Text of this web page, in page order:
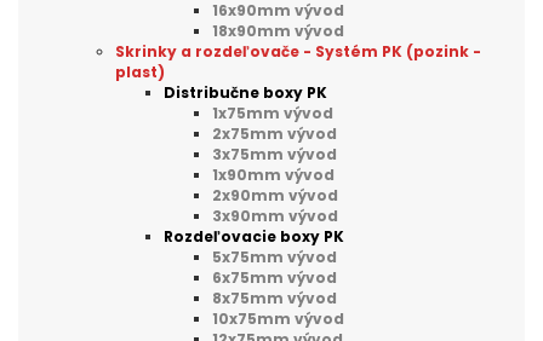
16x90mm vývod
18x90mm vývod
Skrinky a rozdeľovače - Systém PK (pozink -
plast)
Distribučne boxy PK
1x75mm vývod
2x75mm vývod
3x75mm vývod
1x90mm vývod
2x90mm vývod
3x90mm vývod
Rozdeľovacie boxy PK
5x75mm vývod
6x75mm vývod
8x75mm vývod
10x75mm vývod